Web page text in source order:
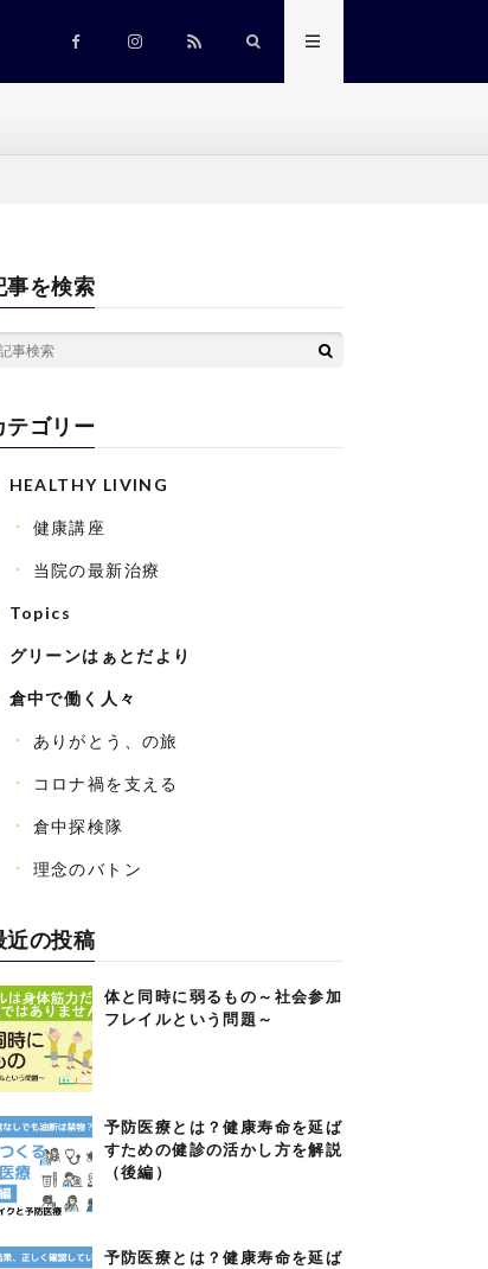
事を検索
テゴリー
HEALTHY LIVING
健康講座
当院の最新治療
Topics
グリーンはぁとだより
倉中で働く人々
ありがとう、の旅
コロナ禍を支える
倉中探検隊
理念のバトン
近の投稿
体と同時に弱るもの～社会参加
フレイルという問題～
予防医療とは？健康寿命を延ば
すための健診の活かし方を解説
（後編）
予防医療とは？健康寿命を延ば